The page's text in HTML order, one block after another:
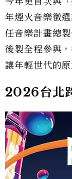
年煙火音樂徵
任音樂計畫總
後製全程參與
讓年輕世代的
2026台北